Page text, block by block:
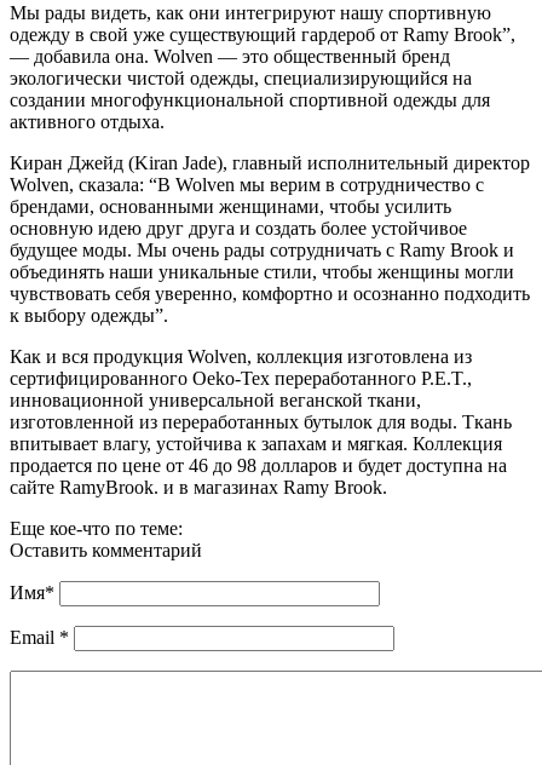
Мы рады видеть, как они интегрируют нашу спортивную
одежду в свой уже существующий гардероб от Ramy Brook”,
— добавила она. Wolven — это общественный бренд
экологически чистой одежды, специализирующийся на
создании многофункциональной спортивной одежды для
активного отдыха.
Киран Джейд (Kiran Jade), главный исполнительный директор
Wolven, сказала: “В Wolven мы верим в сотрудничество с
брендами, основанными женщинами, чтобы усилить
основную идею друг друга и создать более устойчивое
будущее моды. Мы очень рады сотрудничать с Ramy Brook и
объединять наши уникальные стили, чтобы женщины могли
чувствовать себя уверенно, комфортно и осознанно подходить
к выбору одежды”.
Как и вся продукция Wolven, коллекция изготовлена из
сертифицированного Oeko-Tex переработанного P.E.T.,
инновационной универсальной веганской ткани,
изготовленной из переработанных бутылок для воды. Ткань
впитывает влагу, устойчива к запахам и мягкая. Коллекция
продается по цене от 46 до 98 долларов и будет доступна на
сайте RamyBrook. и в магазинах Ramy Brook.
Еще кое-что по теме:
Оставить комментарий
Имя*
Email *